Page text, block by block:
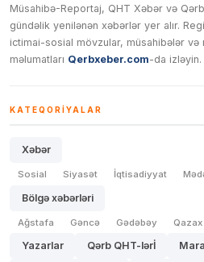
Müsahibə-Reportaj, QHT Xəbər və
gündəlik yenilənən xəbərlər yer alır.
ictimai-sosial mövzular, müsahibələr və
məlumatları Qerbxeber.com-da izləyin.
KATEQORIYALAR
Xəbər
Sosial Siyasət İqtisadiyyat
Bölgə xəbərləri
Ağstafa Gəncə Gədəbəy Qazax
Yazarlar Qərb QHT-lərİ